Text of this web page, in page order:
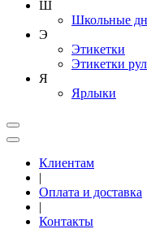
Ш
Школьные
Э
Этикетки
Этикетки
Я
Ярлыки
Клиентам
|
Оплата и доставка
|
Контакты